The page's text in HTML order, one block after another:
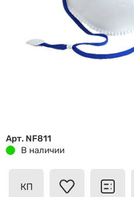
Арт. NF811
В наличии
КП